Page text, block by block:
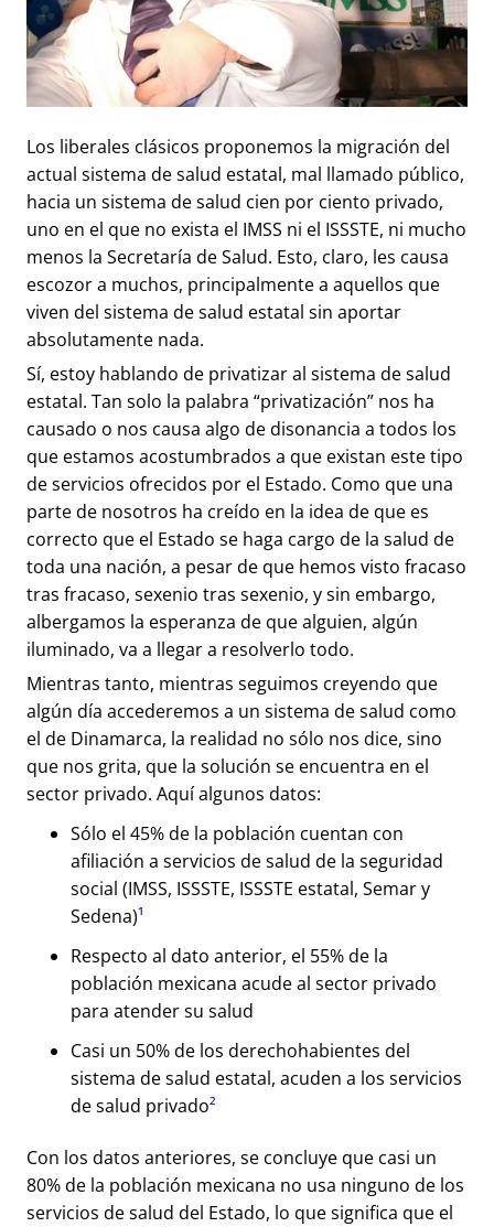
Los liberales clásicos proponemos la migración del
actual sistema de salud estatal, mal llamado público,
hacia un sistema de salud cien por ciento privado,
uno en el que no exista el IMSS ni el ISSSTE, ni mucho
menos la Secretaría de Salud. Esto, claro, les causa
escozor a muchos, principalmente a aquellos que
viven del sistema de salud estatal sin aportar
absolutamente nada.
Sí, estoy hablando de privatizar al sistema de salud
estatal. Tan solo la palabra “privatización” nos ha
causado o nos causa algo de disonancia a todos los
que estamos acostumbrados a que existan este tipo
de servicios ofrecidos por el Estado. Como que una
parte de nosotros ha creído en la idea de que es
correcto que el Estado se haga cargo de la salud de
toda una nación, a pesar de que hemos visto fracaso
tras fracaso, sexenio tras sexenio, y sin embargo,
albergamos la esperanza de que alguien, algún
iluminado, va a llegar a resolverlo todo.
Mientras tanto, mientras seguimos creyendo que
algún día accederemos a un sistema de salud como
el de Dinamarca, la realidad no sólo nos dice, sino
que nos grita, que la solución se encuentra en el
sector privado. Aquí algunos datos:
Sólo el 45% de la población cuentan con
afiliación a servicios de salud de la seguridad
social (IMSS, ISSSTE, ISSSTE estatal, Semar y
Sedena)¹
Respecto al dato anterior, el 55% de la
población mexicana acude al sector privado
para atender su salud
Casi un 50% de los derechohabientes del
sistema de salud estatal, acuden a los servicios
de salud privado²
Con los datos anteriores, se concluye que casi un
80% de la población mexicana no usa ninguno de los
servicios de salud del Estado, lo que significa que el